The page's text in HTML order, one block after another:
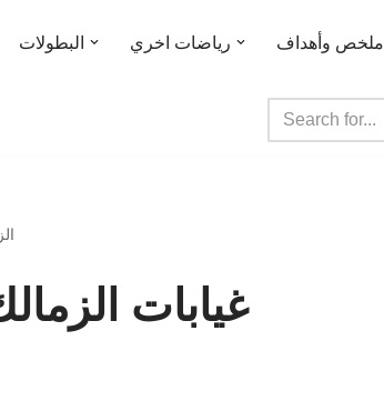
البطولات رياضات اخري ملخص وأهداف
غيابات